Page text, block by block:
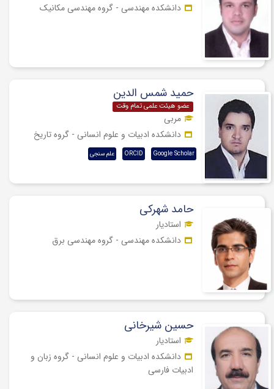
دانشکده مهندسی - گروه مهندسی مکانیک
حمید شمس الدین
عضو هیئت علمی تمام وقت
مربی
دانشکده ادبیات و علوم انسانی - گروه تاریخ
Google Scholar
ORCID علم سنجی
حامد شهرکی
استادیار
دانشکده مهندسی - گروه مهندسی برق
حسین شیرخانی
استادیار
دانشکده ادبیات و علوم انسانی - گروه زبان و
ادبیات فارسی